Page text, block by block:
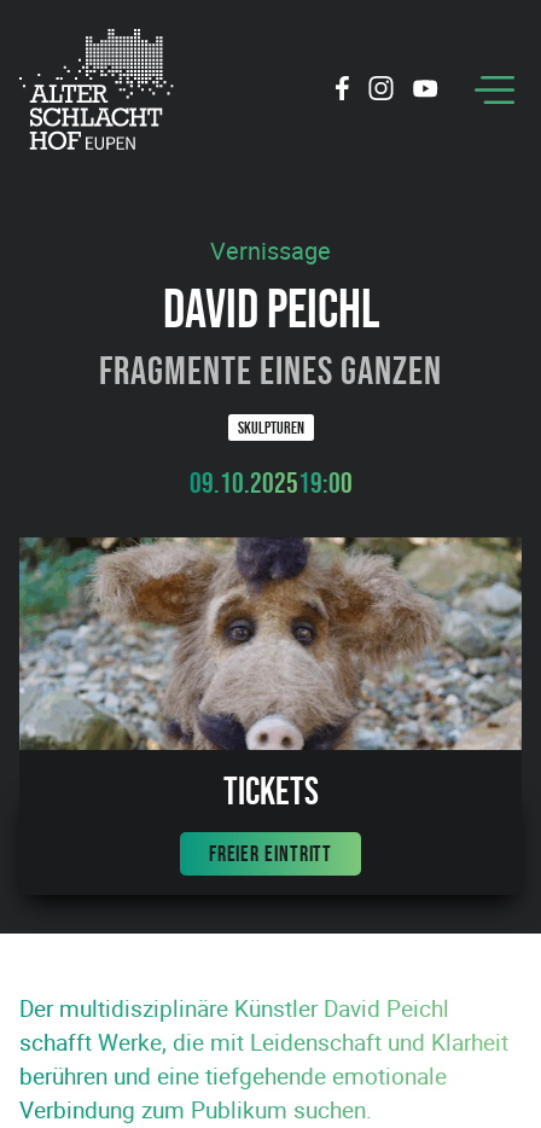
Vernissage
DAVID PEICHL
Fragmente eines Ganzen
SKULPTUREN
09.10.202519:00
Tickets
FREIER EINTRITT
Der multidisziplinäre Künstler David Peichl
schafft Werke, die mit Leidenschaft und Klarheit
berühren und eine tiefgehende emotionale
Verbindung zum Publikum suchen.